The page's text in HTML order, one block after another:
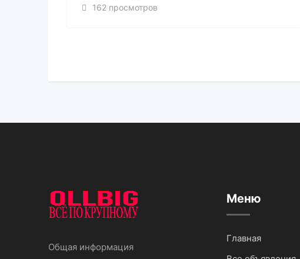
162 просмотров
Общая информация
Меню
Главная